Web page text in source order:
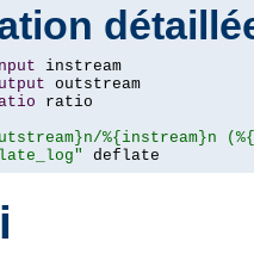
ratio
%{instream}n
deflate